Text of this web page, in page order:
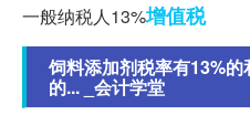
一般纳税人13%增值税
饲料添加剂税率有13%
的... _会计学堂